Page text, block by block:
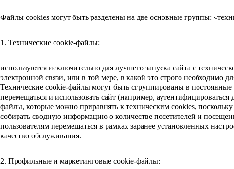
Файлы cookies могут быть разделены на две основные группы:
1. Технические cookie-файлы:
используются исключительно для лучшего запуска сайта с
электронной связи, или в той мере, в какой это строго необходимо
Технические cookie-файлы могут быть сгруппированы в
перемещаться и использовать сайт (например,
файлы, которые можно приравнять к техническим cookies,
собирать сводную информацию о количестве посетителей и
пользователям перемещаться в рамках заранее установленных
качество обслуживания.
2. Профильные и маркетинговые cookie-файлы: